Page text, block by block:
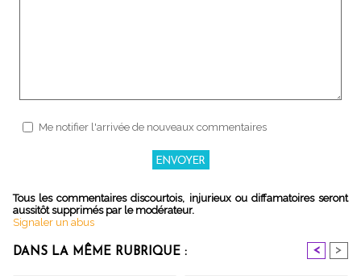
Me notifier l'arrivée de nouveaux commentaires
Tous les commentaires discourtois, injurieux ou diffamatoires seront
aussitôt supprimés par le modérateur.
Signaler un abus
DANS LA MÊME RUBRIQUE : < >